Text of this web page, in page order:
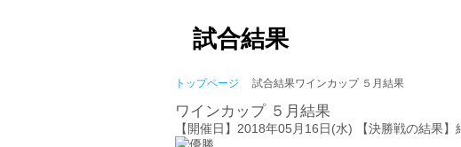
試合結果
トップページ 試合結果ワインカップ ５月結果
ワインカップ ５月結果
【開催日】2018年05月16日(水) 【決勝戦の結果